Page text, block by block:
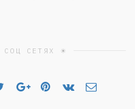
СОЦ СЕТЯХ ☀